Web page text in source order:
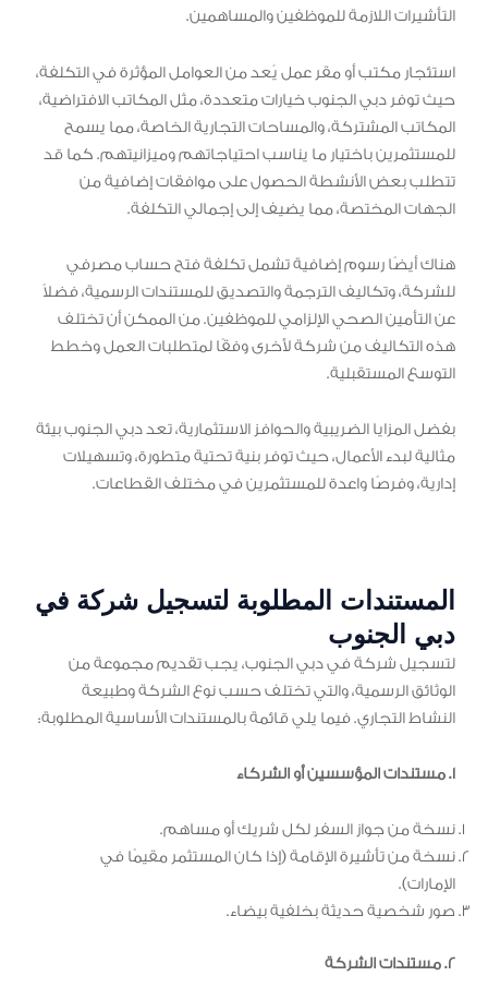
التأشيرات اللازمة للموظفين والمساهمين.
استئجار مكتب أو مقر عمل يُعد من العوامل المؤثرة في التكلفة،
حيث توفر دبي الجنوب خيارات متعددة، مثل المكاتب الافتراضية،
المكاتب المشتركة، والمساحات التجارية الخاصة، مما يسمح
للمستثمرين باختيار ما يناسب احتياجاتهم وميزانيتهم. كما قد
تتطلب بعض الأنشطة الحصول على موافقات إضافية من
الجهات المختصة، مما يضيف إلى إجمالي التكلفة.
هناك أيضًا رسوم إضافية تشمل تكلفة فتح حساب مصرفي
للشركة، وتكاليف الترجمة والتصديق للمستندات الرسمية، فضلاً
عن التأمين الصحي الإلزامي للموظفين. من الممكن أن تختلف
هذه التكاليف من شركة لأخرى وفقًا لمتطلبات العمل وخطط
التوسع المستقبلية.
بفضل المزايا الضريبية والحوافز الاستثمارية، تعد دبي الجنوب بيئة
مثالية لبدء الأعمال، حيث توفر بنية تحتية متطورة، وتسهيلات
إدارية، وفرصًا واعدة للمستثمرين في مختلف القطاعات.
المستندات المطلوبة لتسجيل شركة في
دبي الجنوب
لتسجيل شركة في دبي الجنوب، يجب تقديم مجموعة من
الوثائق الرسمية، والتي تختلف حسب نوع الشركة وطبيعة
النشاط التجاري. فيما يلي قائمة بالمستندات الأساسية المطلوبة:
1. مستندات المؤسسين أو الشركاء
نسخة من جواز السفر لكل شريك أو مساهم.
نسخة من تأشيرة الإقامة (إذا كان المستثمر مقيمًا في
الإمارات).
صور شخصية حديثة بخلفية بيضاء.
2. مستندات الشركة